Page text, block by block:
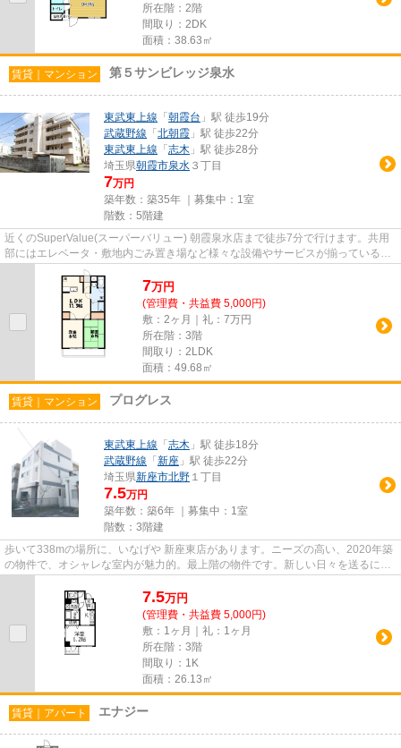
所在階：2階
間取り：2DK
面積：38.63㎡
賃貸｜マンション 第５サンビレッジ泉水
東武東上線 「 朝霞台 」駅 徒歩19分
武蔵野線 「 北朝霞 」駅 徒歩22分
東武東上線 「 志木 」駅 徒歩28分
埼玉県朝霞市泉水 ３丁目
7万円
築年数：築35年 ｜募集中： 1室
階数：5階建
近くのSuperValue(スーパーバリュー) 朝霞泉水店まで徒歩7分で行けます。共用
部にはエレベータ・敷地内ごみ置き場など様々な設備やサービスが揃っているの
で便利です。空気の入れ替え...
7万円
(管理費・共益費 5,000円)
敷：2ヶ月｜礼：7万円
所在階：3階
間取り：2LDK
面積：49.68㎡
賃貸｜マンション プログレス
東武東上線 「 志木 」駅 徒歩18分
武蔵野線 「 新座 」駅 徒歩22分
埼玉県新座市北野 １丁目
7.5万円
築年数：築6年 ｜募集中： 1室
階数：3階建
歩いて338mの場所に、いなげや 新座東店があります。ニーズの高い、2020年築
の物件で、オシャレな室内が魅力的。最上階の物件です。新しい日々を送るにふ
7.5万円
(管理費・共益費 5,000円)
敷：1ヶ月｜礼：1ヶ月
所在階：3階
間取り：1K
面積：26.13㎡
賃貸｜アパート エナジー